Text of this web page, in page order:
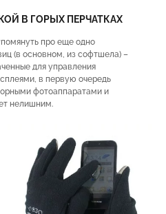
В ГОРЫХ ПЕРЧАТКАХ
про еще одно
(в основном, из софтшела) –
для управления
в первую очередь
фотоаппаратами и
нелишним.